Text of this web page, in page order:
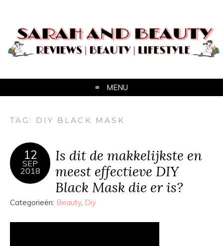
MENU
TAG: DIY BLACK MASK
12
SEP
2018
Is dit de makkelijkste en
meest effectieve DIY
Black Mask die er is?
Categorieën: Beauty, Diy